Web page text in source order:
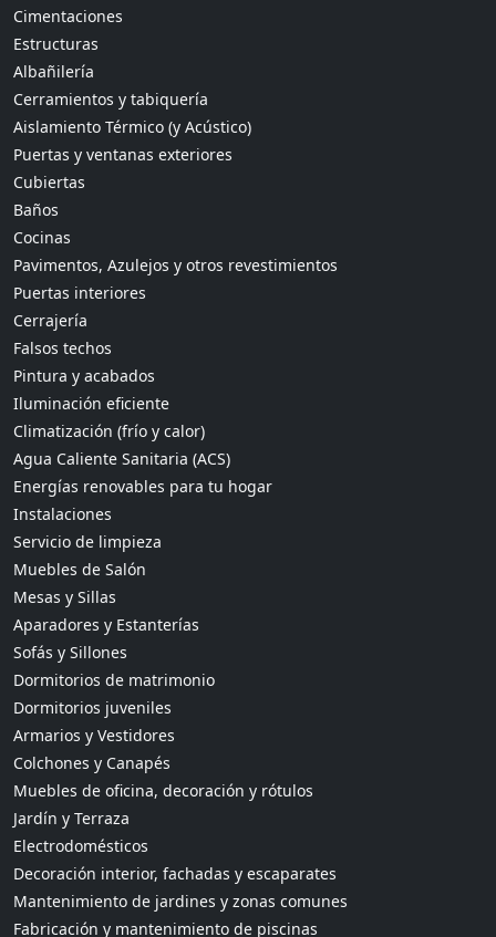
Cimentaciones
Estructuras
Albañilería
Cerramientos y tabiquería
Aislamiento Térmico (y Acústico)
Puertas y ventanas exteriores
Cubiertas
Baños
Cocinas
Pavimentos, Azulejos y otros revestimientos
Puertas interiores
Cerrajería
Falsos techos
Pintura y acabados
Iluminación eficiente
Climatización (frío y calor)
Agua Caliente Sanitaria (ACS)
Energías renovables para tu hogar
Instalaciones
Servicio de limpieza
Muebles de Salón
Mesas y Sillas
Aparadores y Estanterías
Sofás y Sillones
Dormitorios de matrimonio
Dormitorios juveniles
Armarios y Vestidores
Colchones y Canapés
Muebles de oficina, decoración y rótulos
Jardín y Terraza
Electrodomésticos
Decoración interior, fachadas y escaparates
Mantenimiento de jardines y zonas comunes
Fabricación y mantenimiento de piscinas